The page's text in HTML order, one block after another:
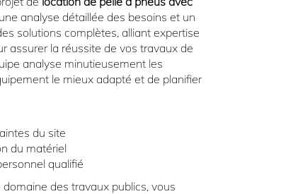
analyse détaillée des besoins et un
solutions complètes, alliant expertise
assurer la réussite de vos travaux de
analyse minutieusement les
le mieux adapté et de planifier
du site
du matériel
qualifié
des travaux publics, vous